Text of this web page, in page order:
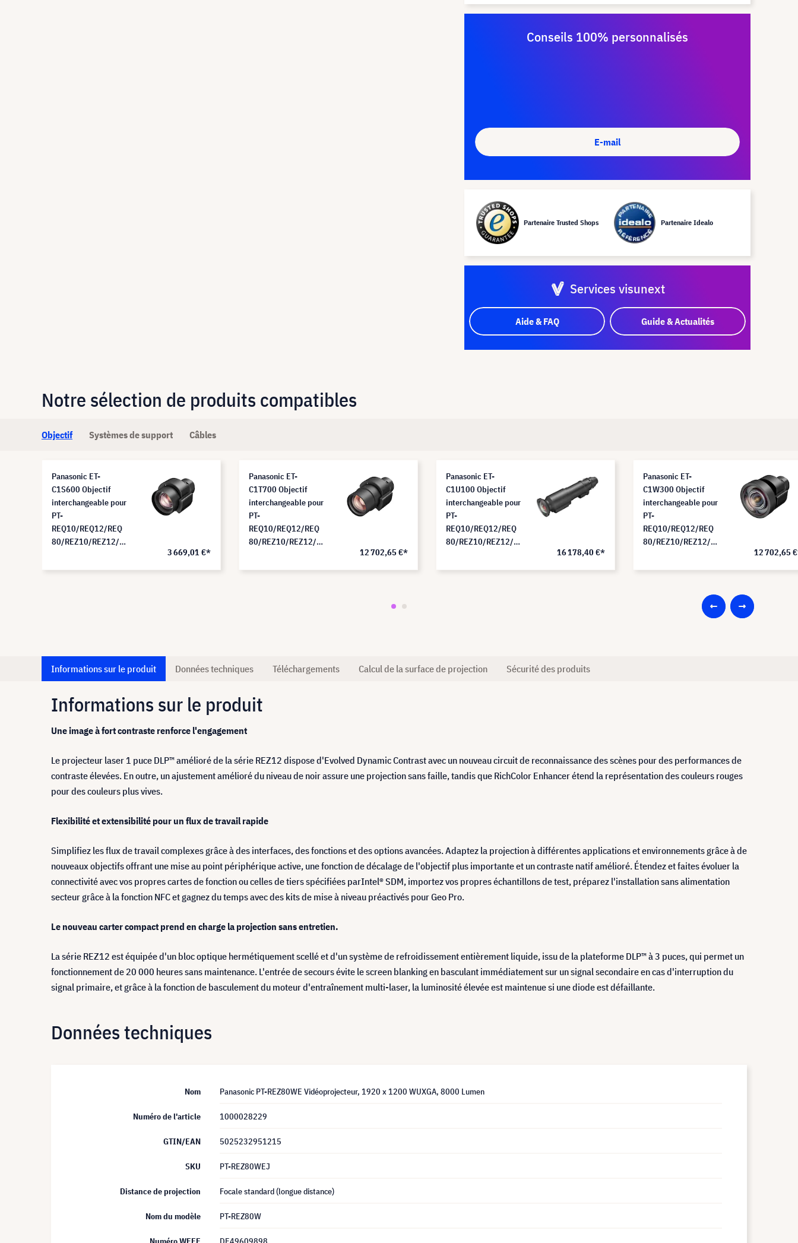
Conseils 100% personnalisés
E-mail
Partenaire Trusted Shops Partenaire Idealo
Services visunext
Aide & FAQ Guide & Actualités
Notre sélection de produits compatibles
Objectif Systèmes de support Câbles
Panasonic ET-
C1S600 Objectif
interchangeable pour
PT-
REQ10/REQ12/REQ
80/REZ10/REZ12/R
3 669,01 €*
Panasonic ET-
C1T700 Objectif
interchangeable pour
PT-
REQ10/REQ12/REQ
80/REZ10/REZ12/R
12 702,65 €*
Panasonic ET-
C1U100 Objectif
interchangeable pour
PT-
REQ10/REQ12/REQ
80/REZ10/REZ12/R
0,330:1)
16 178,40 €*
Panasonic ET-
C1W300 Objectif
interchangeable pour
PT-
REQ10/REQ12/REQ
80/REZ10/REZ12/R
12 702,65
Informations sur le produit Données techniques Téléchargements Calcul de la surface de projection Sécurité des produits
Informations sur le produit
Une image à fort contraste renforce l'engagement
Le projecteur laser 1 puce DLP™ amélioré de la série REZ12 dispose d'Evolved Dynamic Contrast avec un nouveau circuit de reconnaissance des scènes pour des performances de
contraste élevées. En outre, un ajustement amélioré du niveau de noir assure une projection sans faille, tandis que RichColor Enhancer étend la représentation des couleurs rouges
pour des couleurs plus vives.
Flexibilité et extensibilité pour un flux de travail rapide
Simplifiez les flux de travail complexes grâce à des interfaces, des fonctions et des options avancées. Adaptez la projection à différentes applications et environnements grâce à de
nouveaux objectifs offrant une mise au point périphérique active, une fonction de décalage de l'objectif plus importante et un contraste natif amélioré. Étendez et faites évoluer la
connectivité avec vos propres cartes de fonction ou celles de tiers spécifiées parIntel® SDM, importez vos propres échantillons de test, préparez l'installation sans alimentation
secteur grâce à la fonction NFC et gagnez du temps avec des kits de mise à niveau préactivés pour Geo Pro.
Le nouveau carter compact prend en charge la projection sans entretien.
La série REZ12 est équipée d'un bloc optique hermétiquement scellé et d'un système de refroidissement entièrement liquide, issu de la plateforme DLP™ à 3 puces, qui permet un
fonctionnement de 20 000 heures sans maintenance. L'entrée de secours évite le screen blanking en basculant immédiatement sur un signal secondaire en cas d'interruption du
signal primaire, et grâce à la fonction de basculement du moteur d'entraînement multi-laser, la luminosité élevée est maintenue si une diode est défaillante.
Données techniques
Nom Panasonic PT-REZ80WE Vidéoprojecteur, 1920 x 1200 WUXGA, 8000 Lumen
Numéro de l'article 1000028229
GTIN/EAN 5025232951215
SKU PT-REZ80WEJ
Distance de projection Focale standard (longue distance)
Nom du modèle PT-REZ80W